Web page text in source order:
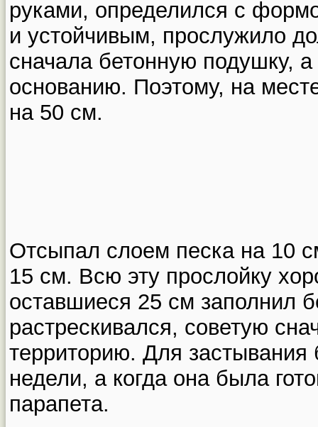
руками, определился с
и устойчивым, прослужило
сначала бетонную подушку,
основанию. Поэтому, на
на 50 см.
Отсыпал слоем песка на 10
15 см. Всю эту прослойку
оставшиеся 25 см заполнил
растрескивался, советую
территорию. Для застывания
недели, а когда она была
парапета.